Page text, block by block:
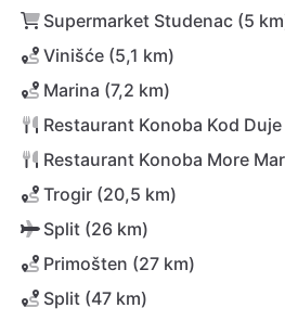
Supermarket Studenac (5
Vinišće (5,1 km)
Marina (7,2 km)
Restaurant Konoba Kod Duje
Restaurant Konoba More
Trogir (20,5 km)
Split (26 km)
Primošten (27 km)
Split (47 km)